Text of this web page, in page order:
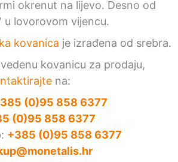
okrenut na lijevo. Desno od
u lovorovom vijencu.
kovanica je izrađena od srebra.
kovanicu za prodaju,
na:
(0)95 858 6377
(0)95 858 6377
+385 (0)95 858 6377